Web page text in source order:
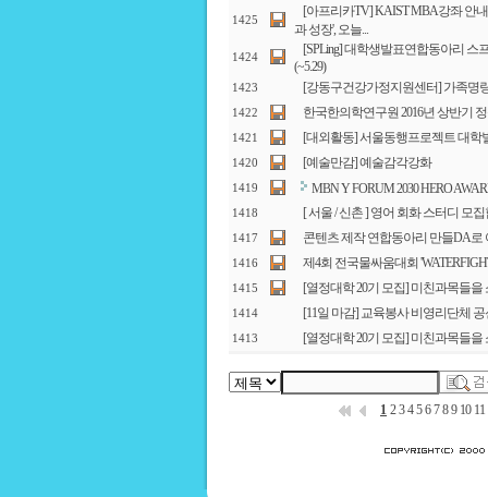
1425
[아프리카TV] KAIST MBA강좌 안
과 성장', 오늘...
1424
[SPLing] 대학생발표연합동아리 스
(~5.29)
1423 [강동구건강가정지원센터] 가족명
1422 한국한의학연구원 2016년 상반기
1421 [대외활동] 서울동행프로젝트 대학
1420 [예술만감] 예술감각강화
1419 MBN Y FORUM 2030 HERO
1418 [ 서울 / 신촌 ] 영어 회화 스터디 모
1417 콘텐츠 제작 연합동아리 만들DA로
1416 제4회 전국물싸움대회
1415 [열정대학 20기 모집] 미친과목들을
1414 [11일 마감] 교육봉사 비영리단체
1413 [열정대학 20기 모집] 미친과목들을
1 2 3 4 5 6 7 8 9 10 11